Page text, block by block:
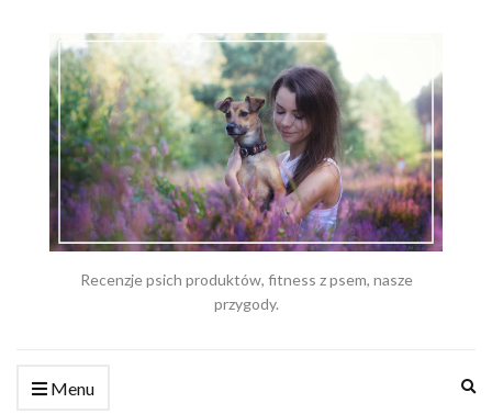
Recenzje psich produktów, fitness z psem, nasze
przygody.
Menu